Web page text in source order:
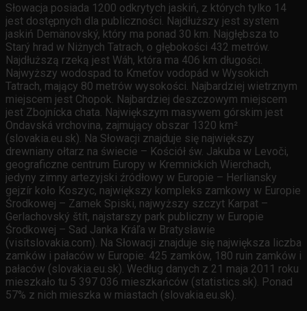
Słowacja posiada 1200 odkrytych jaskiń, z których tylko 14
jest dostępnych dla publiczności. Najdłuższy jest system
jaskiń Demänovský, który ma ponad 30 km. Najgłębsza to
Starý hrad w Niżnych Tatrach, o głębokości 432 metrów.
Najdłuższą rzeką jest Wáh, która ma 406 km długości.
Najwyższy wodospad to Kmeťov vodopád w Wysokich
Tatrach, mający 80 metrów wysokości. Najbardziej wietrznym
miejscem jest Chopok. Najbardziej deszczowym miejscem
jest Zbojnícka chata. Największym masywem górskim jest
Ondavská vrchovina, zajmujący obszar 1320 km²
(slovakia.eu.sk). Na Słowacji znajduje się największy
drewniany ołtarz na świecie – Kościół św. Jakuba w Levoči,
geograficzne centrum Europy w Kremnickich Wierchach,
jedyny zimny artezyjski źródłowy w Europie – Herliansky
gejzír koło Koszyc, największy kompleks zamkowy w Europie
Środkowej – Zamek Spiski, najwyższy szczyt Karpat –
Gerlachovský štít, najstarszy park publiczny w Europie
Środkowej – Sad Janka Kráľa w Bratysławie
(visitslovakia.com). Na Słowacji znajduje się największa liczba
zamków i pałaców w Europie: 425 zamków, 180 ruin zamków i
pałaców (slovakia.eu.sk). Według danych z 21 maja 2011 roku
mieszkało tu 5 397 036 mieszkańców (statistics.sk). Ponad
57% z nich mieszka w miastach (slovakia.eu.sk).